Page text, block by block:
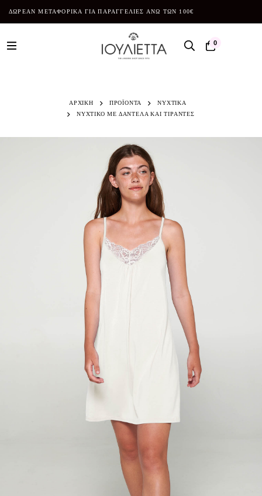
ΔΩΡΕΑΝ ΜΕΤΑΦΟΡΙΚΑ ΓΙΑ ΠΑΡΑΓΓΕΛΙΕΣ ΑΝΩ ΤΩΝ 100€
0
ΑΡΧΙΚΗ ΠΡΟΪΌΝΤΑ
ΝΥΧΤΙΚΑ
ΝΥΧΤΙΚΟ ΜΕ ΔΑΝΤΕΛΑ ΚΑΙ ΤΙΡΑΝΤΕΣ